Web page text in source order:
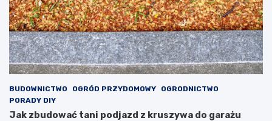
BUDOWNICTWO OGRÓD PRZYDOMOWY
OGRODNICTWO
PORADY DIY
Jak zbudować tani podjazd z kruszywa do garażu